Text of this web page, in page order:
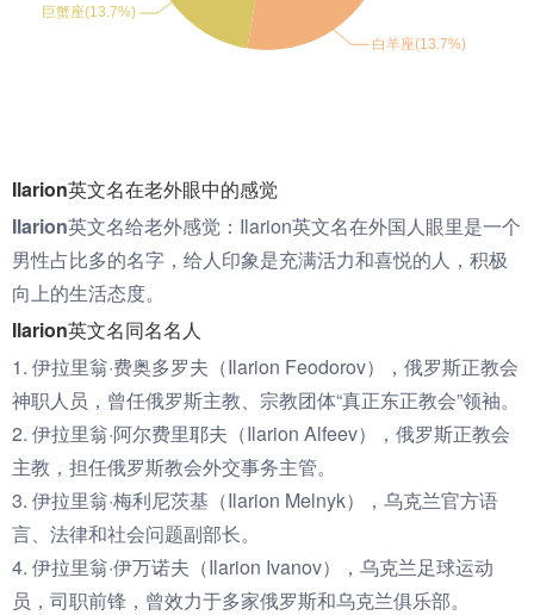
Ilarion英文名在老外眼中的感觉
Ilarion英文名给老外感觉： Ilarion英文名在外国人眼里是一个
男性占比多的名字，给人印象是充满活力和喜悦的人，积极
向上的生活态度。
Ilarion英文名同名名人
1. 伊拉里翁·费奥多罗夫（Ilarion Feodorov），俄罗斯正教会
神职人员，曾任俄罗斯主教、宗教团体“真正东正教会”领袖。
2. 伊拉里翁·阿尔费里耶夫（Ilarion Alfeev），俄罗斯正教会
主教，担任俄罗斯教会外交事务主管。
3. 伊拉里翁·梅利尼茨基（Ilarion Melnyk），乌克兰官方语
言、法律和社会问题副部长。
4. 伊拉里翁·伊万诺夫（Ilarion Ivanov），乌克兰足球运动
员，司职前锋，曾效力于多家俄罗斯和乌克兰俱乐部。